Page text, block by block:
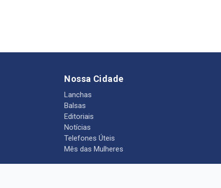
Nossa Cidade
Lanchas
Balsas
Editoriais
Notícias
Telefones Úteis
Mês das Mulheres